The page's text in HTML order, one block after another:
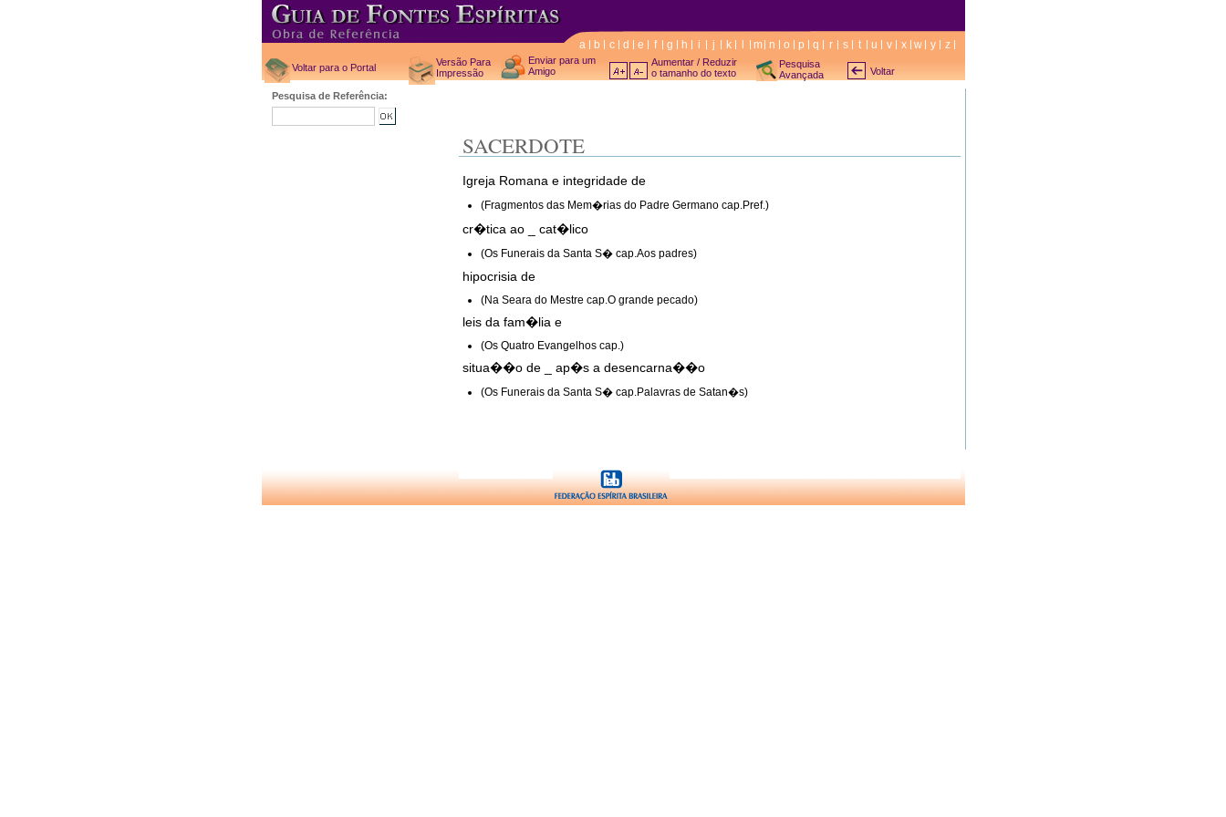
a b c d e f g h i j k m n o p q r s t u v x w y z
Voltar para o Portal
Versão Para
Impressão
Enviar para um
Amigo
Aumentar / Reduzir
o tamanho do texto
Pesquisa
Avançada
Voltar
Pesquisa de Referência:
SACERDOTE
Igreja Romana e integridade de
(Fragmentos das Mem�rias do Padre Germano cap.Pref.)
cr�tica ao _ cat�lico
(Os Funerais da Santa S� cap.Aos padres)
hipocrisia de
(Na Seara do Mestre cap.O grande pecado)
leis da fam�lia e
(Os Quatro Evangelhos cap.)
situa��o de _ ap�s a desencarna��o
(Os Funerais da Santa S� cap.Palavras de Satan�s)